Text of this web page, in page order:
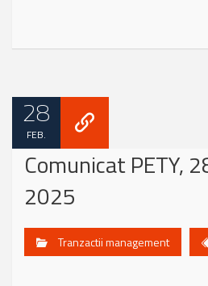
28
FEB.
Comunicat PETY,
2025
Tranzactii management